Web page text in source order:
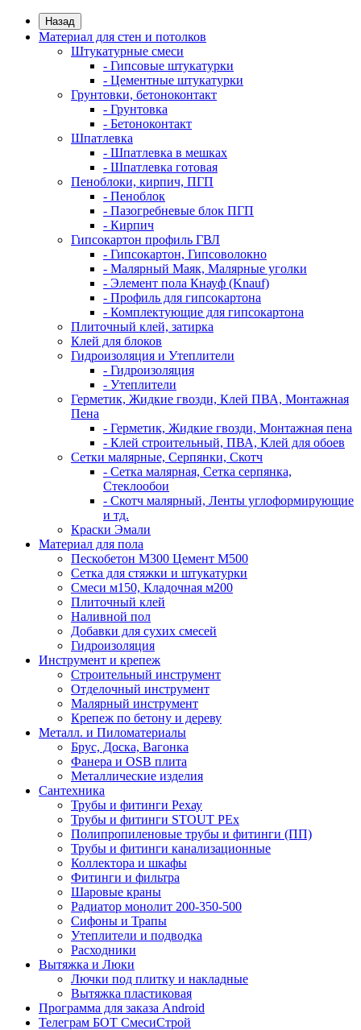
Назад
Материал для стен и потолков
Штукатурные смеси
- Гипсовые штукатурки
- Цементные штукатурки
Грунтовки, бетоноконтакт
- Грунтовка
- Бетоноконтакт
Шпатлевка
- Шпатлевка в мешках
- Шпатлевка готовая
Пеноблоки, кирпич, ПГП
- Пеноблок
- Пазогребневые блок ПГП
- Кирпич
Гипсокартон профиль ГВЛ
- Гипсокартон, Гипсоволокно
- Малярный Маяк, Малярные уголки
- Элемент пола Кнауф (Knauf)
- Профиль для гипсокартона
- Комплектующие для гипсокартона
Плиточный клей, затирка
Клей для блоков
Гидроизоляция и Утеплители
- Гидроизоляция
- Утеплители
Герметик, Жидкие гвозди, Клей ПВА, Монтажная
Пена
- Герметик, Жидкие гвозди, Монтажная пена
- Клей строительный, ПВА, Клей для обоев
Сетки малярные, Серпянки, Скотч
- Сетка малярная, Сетка серпянка,
Стеклообои
- Скотч малярный, Ленты углоформирующие
и тд.
Краски Эмали
Материал для пола
Пескобетон М300 Цемент М500
Сетка для стяжки и штукатурки
Смеси м150, Кладочная м200
Плиточный клей
Наливной пол
Добавки для сухих смесей
Гидроизоляция
Инструмент и крепеж
Строительный инструмент
Отделочный инструмент
Малярный инструмент
Крепеж по бетону и дереву
Металл. и Пиломатериалы
Брус, Доска, Вагонка
Фанера и OSB плита
Металлические изделия
Сантехника
Трубы и фитинги Рехау
Трубы и фитинги STOUT PEx
Полипропиленовые трубы и фитинги (ПП)
Трубы и фитинги канализационные
Коллектора и шкафы
Фитинги и фильтра
Шаровые краны
Радиатор монолит 200-350-500
Сифоны и Трапы
Утеплители и подводка
Расходники
Вытяжка и Люки
Лючки под плитку и накладные
Вытяжка пластиковая
Программа для заказа Android
Телеграм БОТ СмесиСтрой